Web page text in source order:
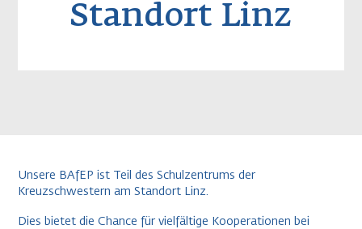
Standort Linz
Unsere BAfEP ist Teil des Schulzentrums der
Kreuzschwestern am Standort Linz.
Dies bietet die Chance für vielfältige Kooperationen bei